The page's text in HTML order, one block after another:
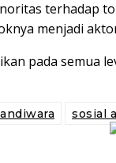
terhadap
menjadi
pada semua
sosial